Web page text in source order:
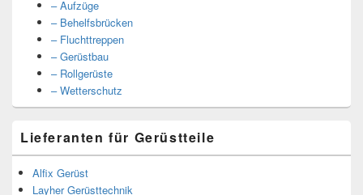
– Aufzüge
– Behelfsbrücken
– Fluchttreppen
– Gerüstbau
– Rollgerüste
– Wetterschutz
Lieferanten für Gerüstteile
Alfix Gerüst
Layher Gerüsttechnik